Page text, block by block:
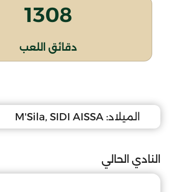
1308
دقائق اللعب
الميلاد: M'Sila, SIDI AISSA
النادي الحالي